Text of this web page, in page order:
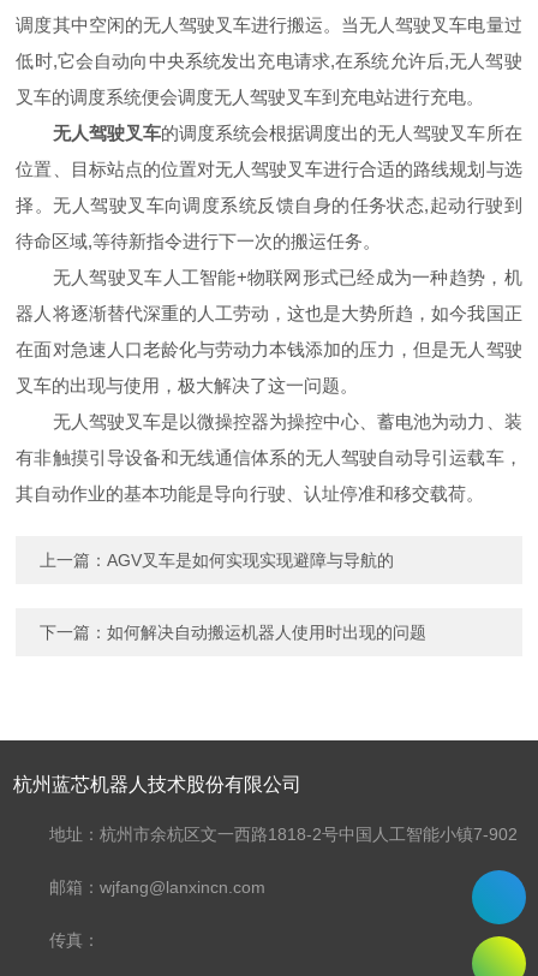
调度其中空闲的无人驾驶叉车进行搬运。当无人驾驶叉车电量过
低时,它会自动向中央系统发出充电请求,在系统允许后,无人驾驶
叉车的调度系统便会调度无人驾驶叉车到充电站进行充电。
无人驾驶叉车的调度系统会根据调度出的无人驾驶叉车所在
位置、目标站点的位置对无人驾驶叉车进行合适的路线规划与选
择。无人驾驶叉车向调度系统反馈自身的任务状态,起动行驶到
待命区域,等待新指令进行下一次的搬运任务。
无人驾驶叉车人工智能+物联网形式已经成为一种趋势，机
器人将逐渐替代深重的人工劳动，这也是大势所趋，如今我国正
在面对急速人口老龄化与劳动力本钱添加的压力，但是无人驾驶
叉车的出现与使用，极大解决了这一问题。
无人驾驶叉车是以微操控器为操控中心、蓄电池为动力、装
有非触摸引导设备和无线通信体系的无人驾驶自动导引运载车，
其自动作业的基本功能是导向行驶、认址停准和移交载荷。
上一篇：AGV叉车是如何实现实现避障与导航的
下一篇：如何解决自动搬运机器人使用时出现的问题
杭州蓝芯机器人技术股份有限公司
地址：杭州市余杭区文一西路1818-2号中国人工智能小镇7-902
邮箱：wjfang@lanxincn.com
传真：